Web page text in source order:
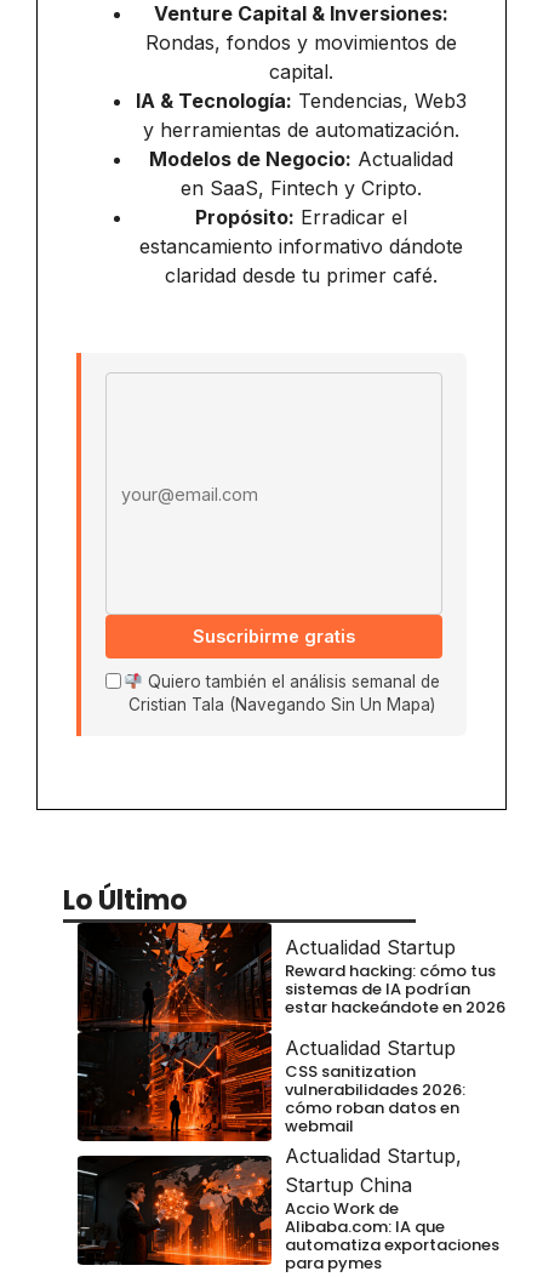
Venture Capital & Inversiones:
Rondas, fondos y movimientos de
capital.
IA & Tecnología: Tendencias, Web3
y herramientas de automatización.
Modelos de Negocio: Actualidad
en SaaS, Fintech y Cripto.
Propósito: Erradicar el
estancamiento informativo dándote
claridad desde tu primer café.
Suscribirme gratis
Quiero también el análisis semanal de
Cristian Tala (Navegando Sin Un Mapa)
Lo Último
Actualidad Startup
Reward hacking: cómo tus
sistemas de IA podrían
estar hackeándote en 2026
Actualidad Startup
CSS sanitization
vulnerabilidades 2026:
cómo roban datos en
webmail
Actualidad Startup,
Startup China
Accio Work de
Alibaba.com: IA que
automatiza exportaciones
para pymes